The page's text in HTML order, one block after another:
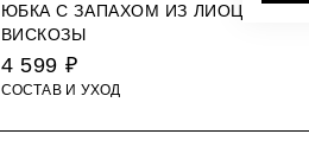
ЮБКА С ЗАПАХОМ ИЗ ЛИОЦЕЛЛА И
ВИСКОЗЫ
4 599 ₽
СОСТАВ И УХОД